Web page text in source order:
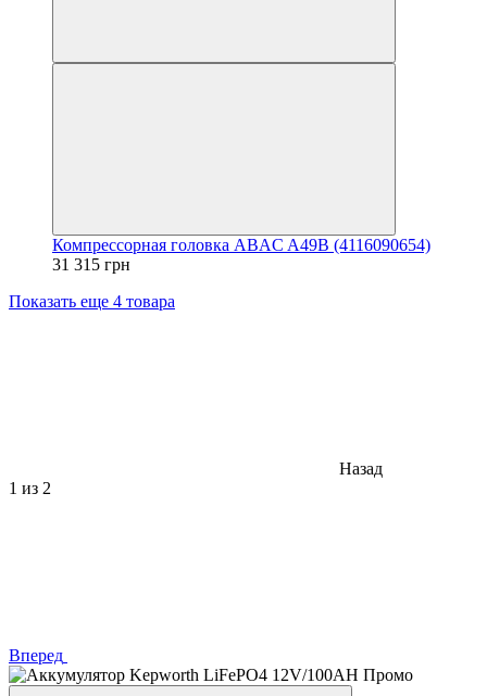
Компрессорная головка ABAC A49B (4116090654)
31 315 грн
Показать еще 4 товара
Назад
1 из 2
Вперед